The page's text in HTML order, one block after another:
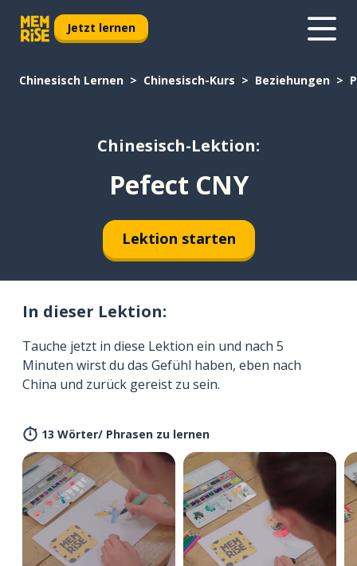
Jetzt lernen
Chinesisch Lernen Chinesisch-Kurs Beziehungen
Chinesisch-Lektion:
Pefect CNY
Lektion starten
In dieser Lektion:
Tauche jetzt in diese Lektion ein und nach 5
Minuten wirst du das Gefühl haben, eben nach
China und zurück gereist zu sein.
13 Wörter/ Phrasen zu lernen